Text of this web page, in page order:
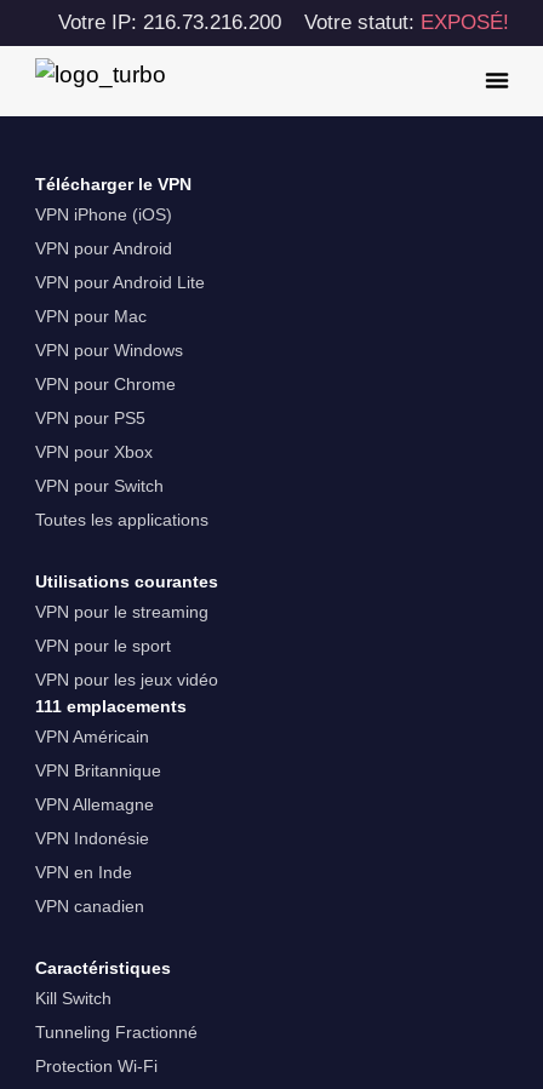
Votre IP: 216.73.216.200 Votre statut: EXPOSÉ!
Télécharger le VPN
VPN iPhone (iOS)
VPN pour Android
VPN pour Android Lite
VPN pour Mac
VPN pour Windows
VPN pour Chrome
VPN pour PS5
VPN pour Xbox
VPN pour Switch
Toutes les applications
Utilisations courantes
VPN pour le streaming
VPN pour le sport
VPN pour les jeux vidéo
111 emplacements
VPN Américain
VPN Britannique
VPN Allemagne
VPN Indonésie
VPN en Inde
VPN canadien
Caractéristiques
Kill Switch
Tunneling Fractionné
Protection Wi-Fi